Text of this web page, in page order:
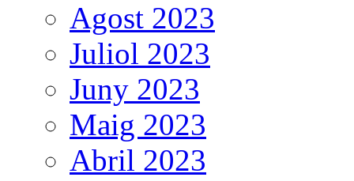
Agost 2023
Juliol 2023
Juny 2023
Maig 2023
Abril 2023